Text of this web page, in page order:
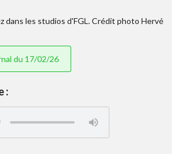
dans les studios d'FGL. Crédit photo Hervé
du 17/02/26
: